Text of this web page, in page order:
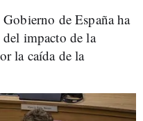
de España ha
impacto de la
la caída de la